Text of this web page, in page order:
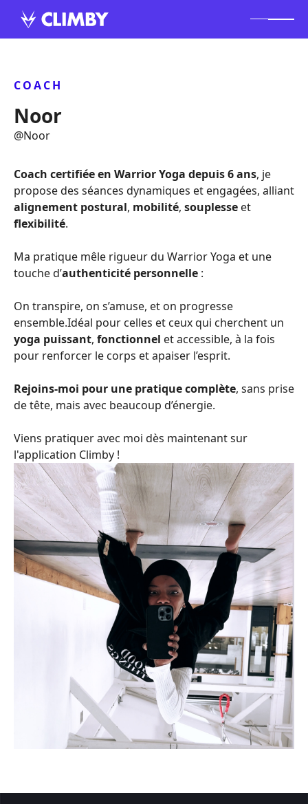
COACH
Noor
@Noor
Coach certifiée en Warrior Yoga depuis 6 ans, je
propose des séances dynamiques et engagées, alliant
alignement postural, mobilité, souplesse et
flexibilité.
Ma pratique mêle rigueur du Warrior Yoga et une
touche d’authenticité personnelle :
On transpire, on s’amuse, et on progresse
ensemble.Idéal pour celles et ceux qui cherchent un
yoga puissant, fonctionnel et accessible, à la fois
pour renforcer le corps et apaiser l’esprit.
Rejoins-moi pour une pratique complète, sans prise
de tête, mais avec beaucoup d’énergie.
Viens pratiquer avec moi dès maintenant sur
l'application Climby !